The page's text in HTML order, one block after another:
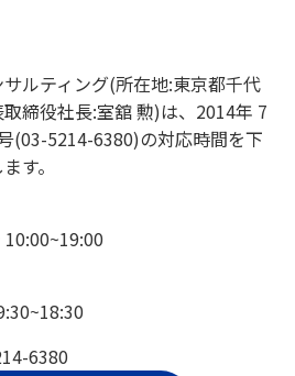
ルティング(所在地:東京都千代
締役社長:室舘 勲)は、2014年 7
(03-5214-6380)の対応時間を下
す。
6380